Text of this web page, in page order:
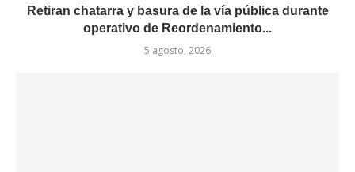
Retiran chatarra y basura de la vía pública durante
operativo de Reordenamiento...
5 agosto, 2026